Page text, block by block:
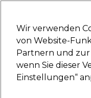
Marken
Wir verwenden
von Website-
Partnern und zur
wenn Sie dieser
Einstellungen“